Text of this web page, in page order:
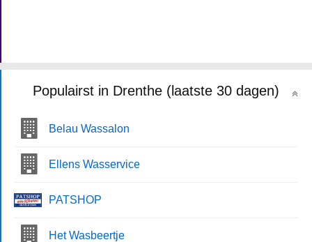
Populairst in Drenthe (laatste 30 dagen)
Belau Wassalon
Ellens Wasservice
PATSHOP
Het Wasbeertje